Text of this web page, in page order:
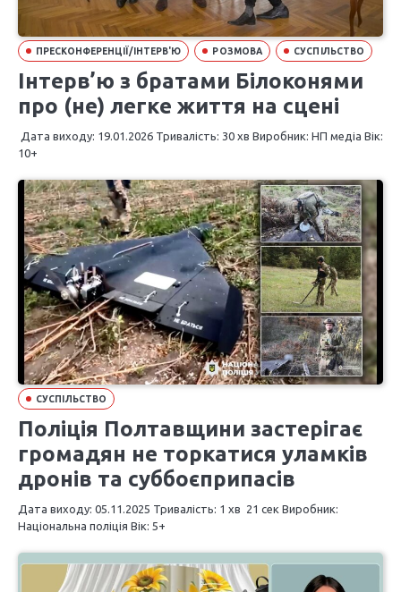
ПРЕСКОНФЕРЕНЦІЇ/ІНТЕРВ'Ю РОЗМОВА СУСПІЛЬСТВО
Інтерв’ю з братами Білоконями
про (не) легке життя на сцені
Дата виходу: 19.01.2026 Тривалість: 30 хв Виробник: НП медіа Вік:
10+
СУСПІЛЬСТВО
Поліція Полтавщини застерігає
громадян не торкатися уламків
дронів та суббоєприпасів
Дата виходу: 05.11.2025 Тривалість: 1 хв 21 сек Виробник:
Національна поліція Вік: 5+